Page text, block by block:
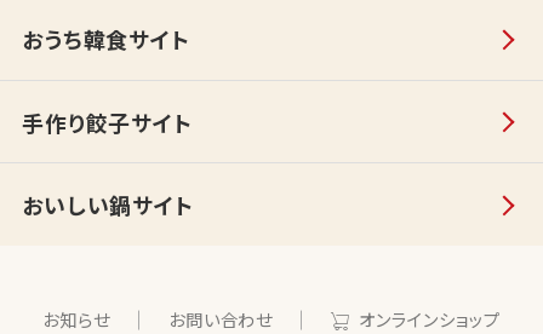
おうち韓食サイト
手作り餃子サイト
おいしい鍋サイト
お知らせ お問い合わせ オンラインショップ